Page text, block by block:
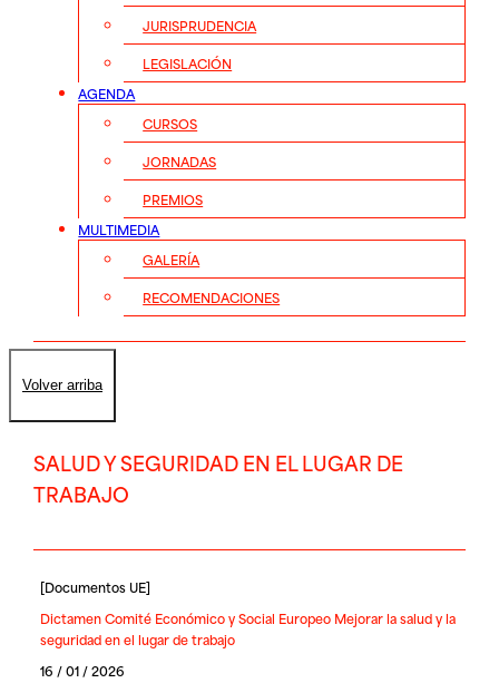
JURISPRUDENCIA
LEGISLACIÓN
AGENDA
CURSOS
JORNADAS
PREMIOS
MULTIMEDIA
GALERÍA
RECOMENDACIONES
Volver arriba
SALUD Y SEGURIDAD EN EL LUGAR DE
TRABAJO
[Documentos UE]
Dictamen Comité Económico y Social Europeo Mejorar la salud y la
seguridad en el lugar de trabajo
16 / 01 / 2026